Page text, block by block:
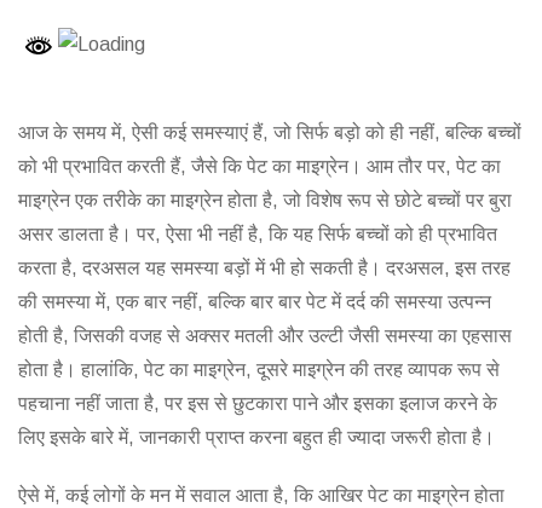
आज के समय में, ऐसी कई समस्याएं हैं, जो सिर्फ बड़ो को ही नहीं, बल्कि बच्चों
को भी प्रभावित करती हैं, जैसे कि पेट का माइग्रेन। आम तौर पर, पेट का
माइग्रेन एक तरीके का माइग्रेन होता है, जो विशेष रूप से छोटे बच्चों पर बुरा
असर डालता है। पर, ऐसा भी नहीं है, कि यह सिर्फ बच्चों को ही प्रभावित
करता है, दरअसल यह समस्या बड़ों में भी हो सकती है। दरअसल, इस तरह
की समस्या में, एक बार नहीं, बल्कि बार बार पेट में दर्द की समस्या उत्पन्न
होती है, जिसकी वजह से अक्सर मतली और उल्टी जैसी समस्या का एहसास
होता है। हालांकि, पेट का माइग्रेन, दूसरे माइग्रेन की तरह व्यापक रूप से
पहचाना नहीं जाता है, पर इस से छुटकारा पाने और इसका इलाज करने के
लिए इसके बारे में, जानकारी प्राप्त करना बहुत ही ज्यादा जरूरी होता है।
ऐसे में, कई लोगों के मन में सवाल आता है, कि आखिर पेट का माइग्रेन होता